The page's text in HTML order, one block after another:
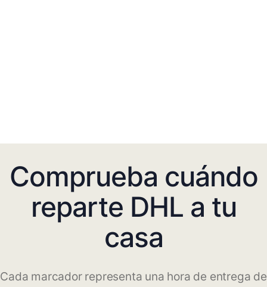
Comprueba cuándo
reparte DHL a tu
casa
Cada marcador representa una hora de entrega de